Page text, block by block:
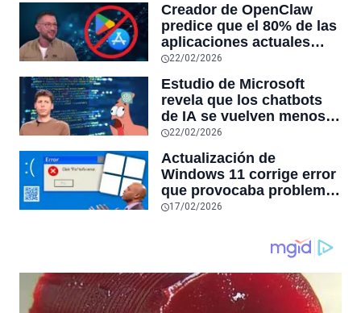
RAM y mucho más
Creador de OpenClaw
predice que el 80% de las
aplicaciones actuales
desaparecerán en el
las aplicaciones con
sensores únicos o
conexiones especiales a
hardware
22/02/2026
Estudio de Microsoft
revela que los chatbots
de IA se vuelven menos
confiables mientras más
tiempo hablas con ellos:
la falta de confiabilidad
sube un 112%
22/02/2026
Actualización de
Windows 11 corrige error
que provocaba problemas
al jugar en PC: los
producían desde 2023
17/02/2026